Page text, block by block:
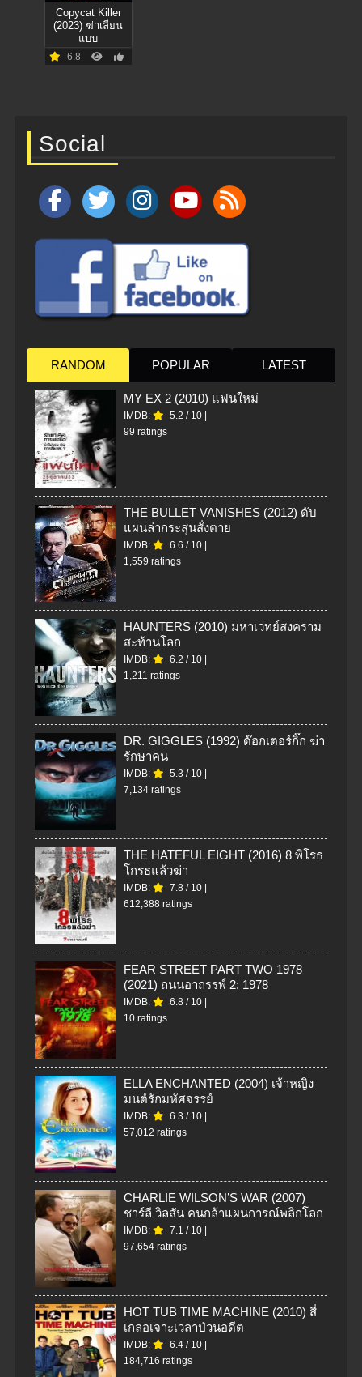
Copycat Killer
(2023) ฆ่าเลียน
แบบ
6.8
Social
RANDOM POPULAR LATEST
MY EX 2 (2010) แฟนใหม่
IMDB: 5.2 / 10
99 ratings
THE BULLET VANISHES (2012) ดับ
แผนล่ากระสุนสั่งตาย
IMDB: 6.6 / 10
1,559 ratings
HAUNTERS (2010) มหาเวทย์สงคราม
สะท้านโลก
IMDB: 6.2 / 10
1,211 ratings
DR. GIGGLES (1992) ด๊อกเตอร์กิ๊ก ฆ่า
รักษาคน
IMDB: 5.3 / 10
7,134 ratings
THE HATEFUL EIGHT (2016) 8 พิโรธ
โกรธแล้วฆ่า
IMDB: 7.8 / 10
612,388 ratings
FEAR STREET PART TWO 1978
(2021) ถนนอาถรรพ์ 2: 1978
IMDB: 6.8 / 10
10 ratings
ELLA ENCHANTED (2004) เจ้าหญิง
มนต์รักมหัศจรรย์
IMDB: 6.3 / 10
57,012 ratings
CHARLIE WILSON’S WAR (2007)
ชาร์ลี วิลสัน คนกล้าแผนการณ์พลิกโลก
IMDB: 7.1 / 10
97,654 ratings
HOT TUB TIME MACHINE (2010) สี่
เกลอเจาะเวลาป่วนอดีต
IMDB: 6.4 / 10
184,716 ratings